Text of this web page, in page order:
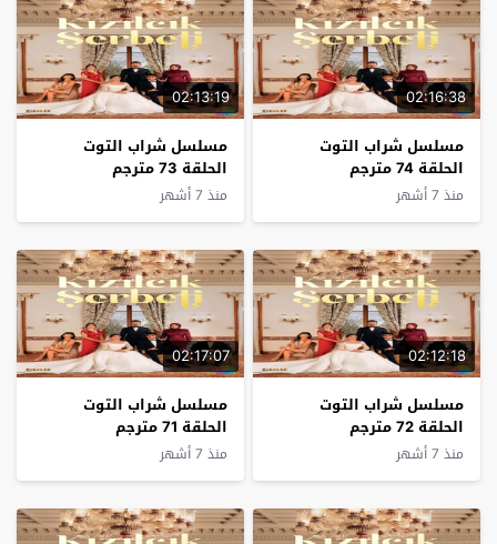
02:16:38
مسلسل شراب التوت
الحلقة 74 مترجم
منذ 7 أشهر
02:13:19
مسلسل شراب التوت
الحلقة 73 مترجم
منذ 7 أشهر
02:12:18
مسلسل شراب التوت
الحلقة 72 مترجم
منذ 7 أشهر
02:17:07
مسلسل شراب التوت
الحلقة 71 مترجم
منذ 7 أشهر